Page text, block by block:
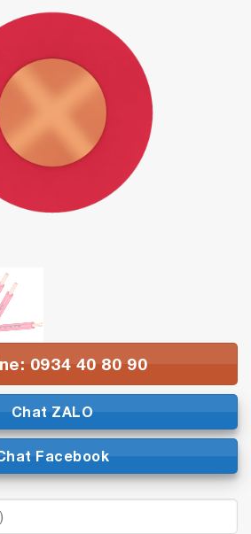
0934 40 80 90
Chat ZALO
Facebook